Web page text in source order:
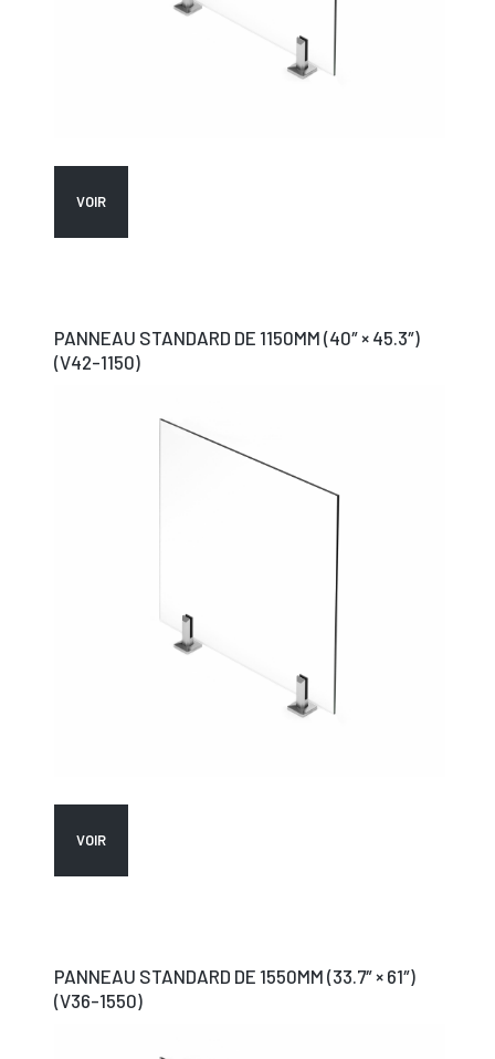
VOIR
PANNEAU STANDARD DE 1150MM (40″ × 45.3″)
(V42-1150)
VOIR
PANNEAU STANDARD DE 1550MM (33.7″ × 61″)
(V36-1550)